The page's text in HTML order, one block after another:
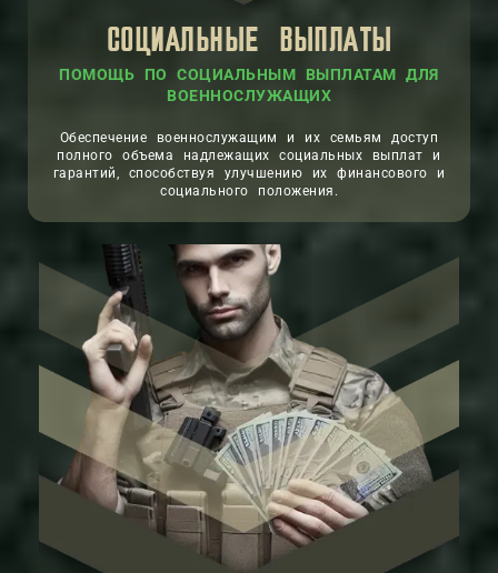
СОЦИАЛЬНЫЕ ВЫПЛАТЫ
ПОМОЩЬ ПО СОЦИАЛЬНЫМ ВЫПЛАТАМ ДЛЯ
ВОЕННОСЛУЖАЩИХ
Обеспечение военнослужащим и их семьям доступ
полного объема надлежащих социальных выплат и
гарантий, способствуя улучшению их финансового и
социального положения.